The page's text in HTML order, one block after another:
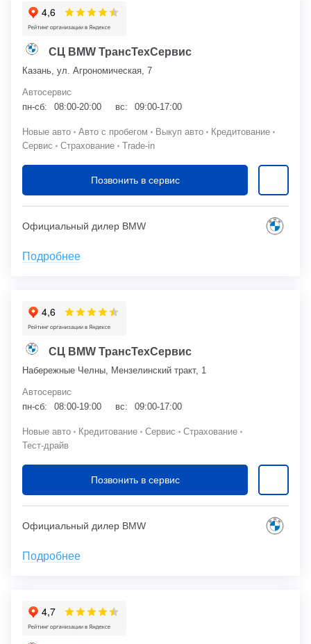
СЦ BMW ТрансТехСервис
Казань, ул. Агрономическая, 7
Автосервис
пн-сб:
08:00-20:00 вс: 09:00-17:00
Новые авто Авто с пробегом Выкуп авто
Кредитование
Сервис
Страхование Trade-in
Позвонить в сервис
Официальный дилер BMW
Подробнее
СЦ BMW ТрансТехСервис
Набережные Челны, Мензелинский тракт, 1
Автосервис
пн-сб:
08:00-19:00 вс: 09:00-17:00
Новые авто Кредитование Сервис
Страхование
Тест-драйв
Позвонить в сервис
Официальный дилер BMW
Подробнее